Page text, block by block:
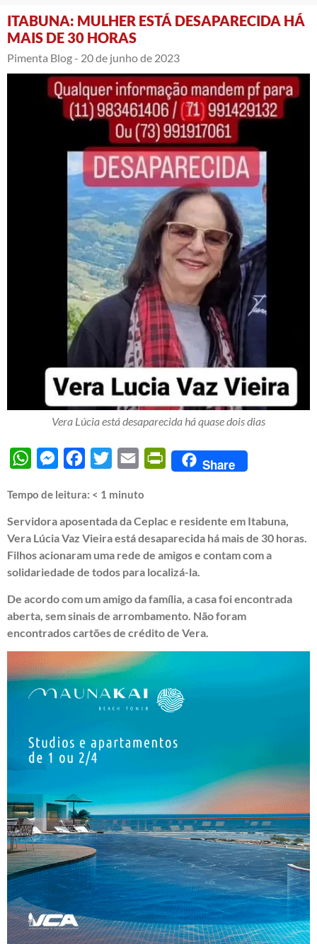
ITABUNA: MULHER ESTÁ DESAPARECIDA HÁ
MAIS DE 30 HORAS
Pimenta Blog - 20 de junho de 2023
Vera Lúcia está desaparecida há quase dois dias
WhatsAppMessengerFacebook
Twitter Email PrintFriendly
Share
Tempo de leitura: < 1 minuto
Servidora aposentada da Ceplac e residente em Itabuna,
Vera Lúcia Vaz Vieira está desaparecida há mais de 30 horas.
Filhos acionaram uma rede de amigos e contam com a
solidariedade de todos para localizá-la.
De acordo com um amigo da família, a casa foi encontrada
aberta, sem sinais de arrombamento. Não foram
encontrados cartões de crédito de Vera.